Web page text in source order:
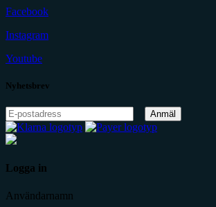
Facebook
Instagram
Youtube
Nyhetsbrev
Anmäl
Logga in
Användarnamn